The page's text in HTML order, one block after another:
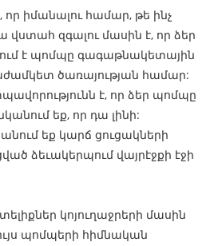
որ իմանալու համար, թե ինչ
վստահ զգալու մասին է, որ ձեր
է պոմպը գագաթնակետային
ծառայության համար:
է, որ ձեր պոմպը
եք, որ դա լինի:
եք կարճ ցուցակների
ձեւակերպում վայրէջքի էջի
կոյուղաջրերի մասին
պոմպերի հիմնական